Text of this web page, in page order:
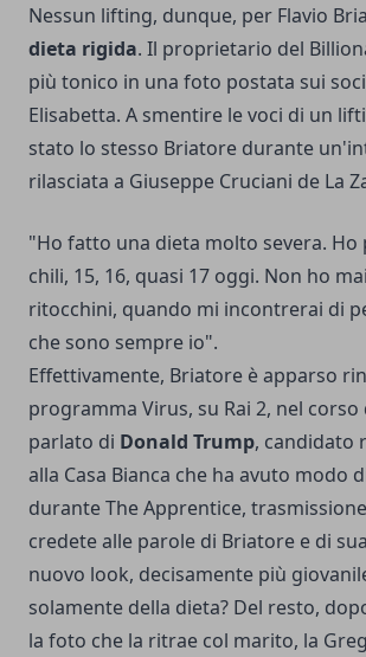
Nessun lifting, dunque, per Flavio
dieta rigida. Il proprietario del
più tonico in una foto postata sui
Elisabetta. A smentire le voci di un
stato lo stesso Briatore durante
rilasciata a Giuseppe Cruciani de La
"Ho fatto una dieta molto severa. Ho
chili, 15, 16, quasi 17 oggi. Non ho
ritocchini, quando mi incontrerai di
che sono sempre io".
Effettivamente, Briatore è apparso
programma Virus, su Rai 2, nel corso
parlato di Donald Trump, candidato
alla Casa Bianca che ha avuto modo
durante The Apprentice,
credete alle parole di Briatore e di
nuovo look, decisamente più
solamente della dieta? Del resto,
la foto che la ritrae col marito, la